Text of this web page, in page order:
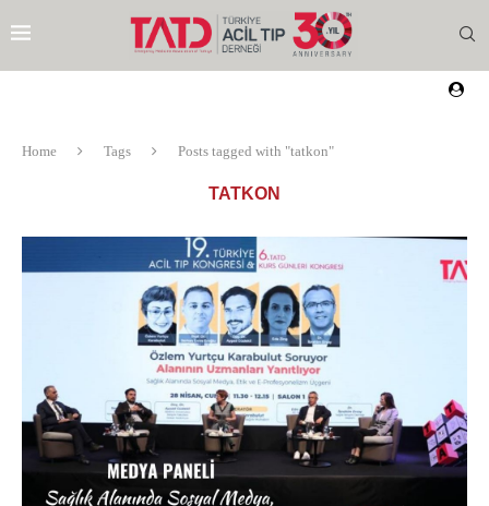
Home Tags Posts tagged with "tatkon"
TATKON